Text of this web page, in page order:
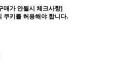
매가 안될시 체크사항]
쿠키를 허용해야 합니다.